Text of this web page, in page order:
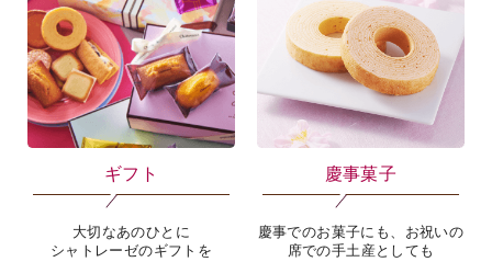
ギフト
大切なあのひとに
シャトレーゼのギフトを
慶事菓子
慶事でのお菓子にも、お祝いの
席での手土産としても
岳や末広がりを意味す
やつ時」という意味を込
る、こだわりのスイー
さい。
UAE
Thailand
Vietnam